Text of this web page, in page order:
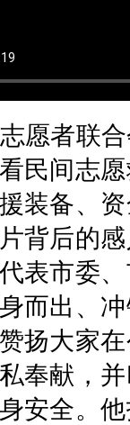
愿者联
民间志
装备、
背后的
表市委
而出、
扬大家
奉献，
安全。